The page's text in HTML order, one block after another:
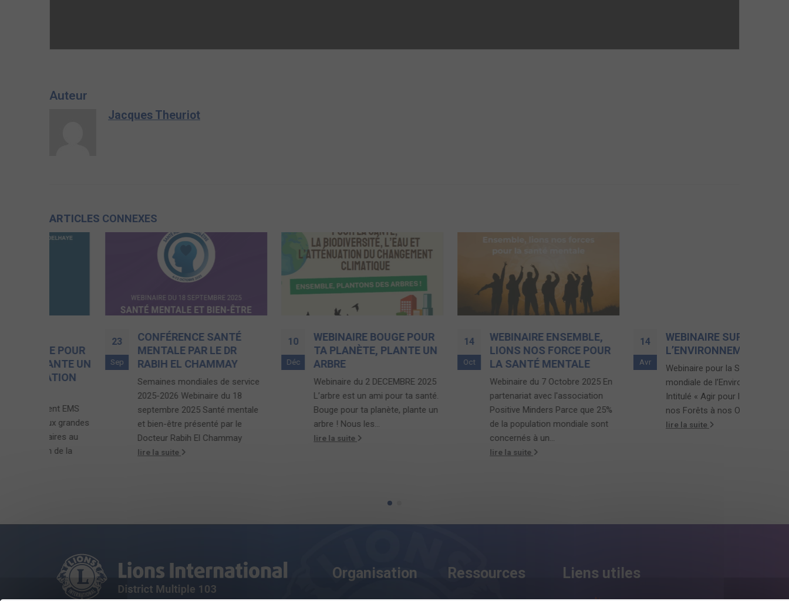
Auteur
Jacques Theuriot
ARTICLES CONNEXES
Sep
CONFÉRENCE SANTÉ
MENTALE PAR LE DR
RABIH EL CHAMMAY
Semaines mondiales de service
2025-2026 Webinaire du 18
septembre 2025 Santé mentale
et bien-être présenté par le
Docteur Rabih El Chammay
10
Déc
WEBINAIRE BOUGE POUR
TA PLANÈTE, PLANTE UN
ARBRE
Webinaire du 2 DECEMBRE 2025
L’arbre est un ami pour ta santé.
Bouge pour ta planète, plante un
arbre ! Nous les...
14
WEBINAIRE ENSEMBLE,
LIONS NOS FORCE POUR
LA SANTÉ MENTALE
Webinaire du 7 Octobre 2025 En
partenariat avec l'association
Positive Minders Parce que 25%
de la population mondiale sont
concernés à un...
14
Avr
WEBINAIRE SUR
L’ENVIRONNEMENT
Webinaire pour la Semaine
mondiale de l’Environnement.
Intitulé « Agir pour la Planète : de
nos Forêts à nos Océans »,...
Organisation Ressources Liens utiles